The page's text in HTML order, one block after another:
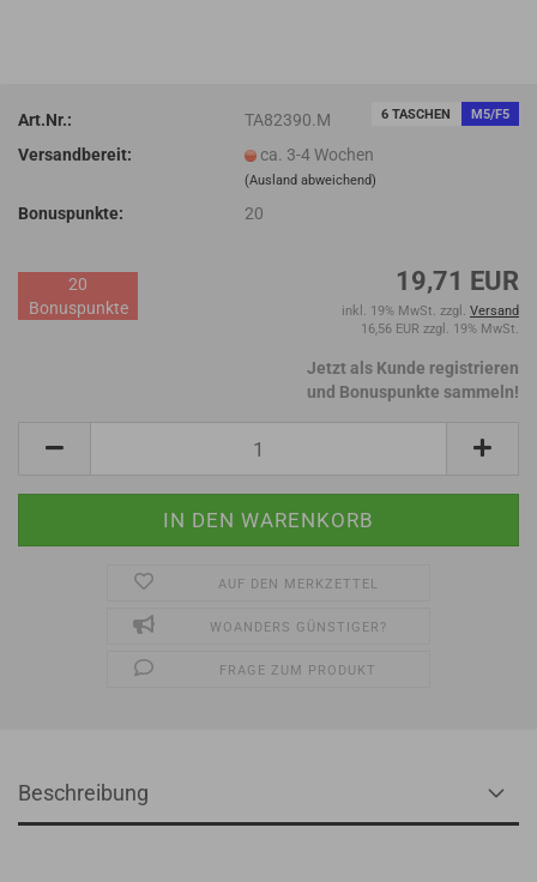
6 TASCHEN M5/F5
Art.Nr.:
TA82390.M
Versandbereit:
ca. 3-4 Wochen
(Ausland abweichend)
Bonuspunkte: 20
19,71 EUR
inkl. 19% MwSt. zzgl. Versand
16,56 EUR zzgl. 19% MwSt.
20
Bonuspunkte
Jetzt als Kunde registrieren
und Bonuspunkte sammeln!
AUF DEN MERKZETTEL
WOANDERS GÜNSTIGER?
FRAGE ZUM PRODUKT
Beschreibung